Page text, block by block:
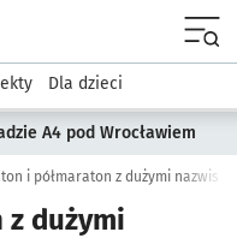
Sport i rekreacja
Dla dzieci
A4 pod Wrocławiem
i półmaraton z dużymi
z dużymi